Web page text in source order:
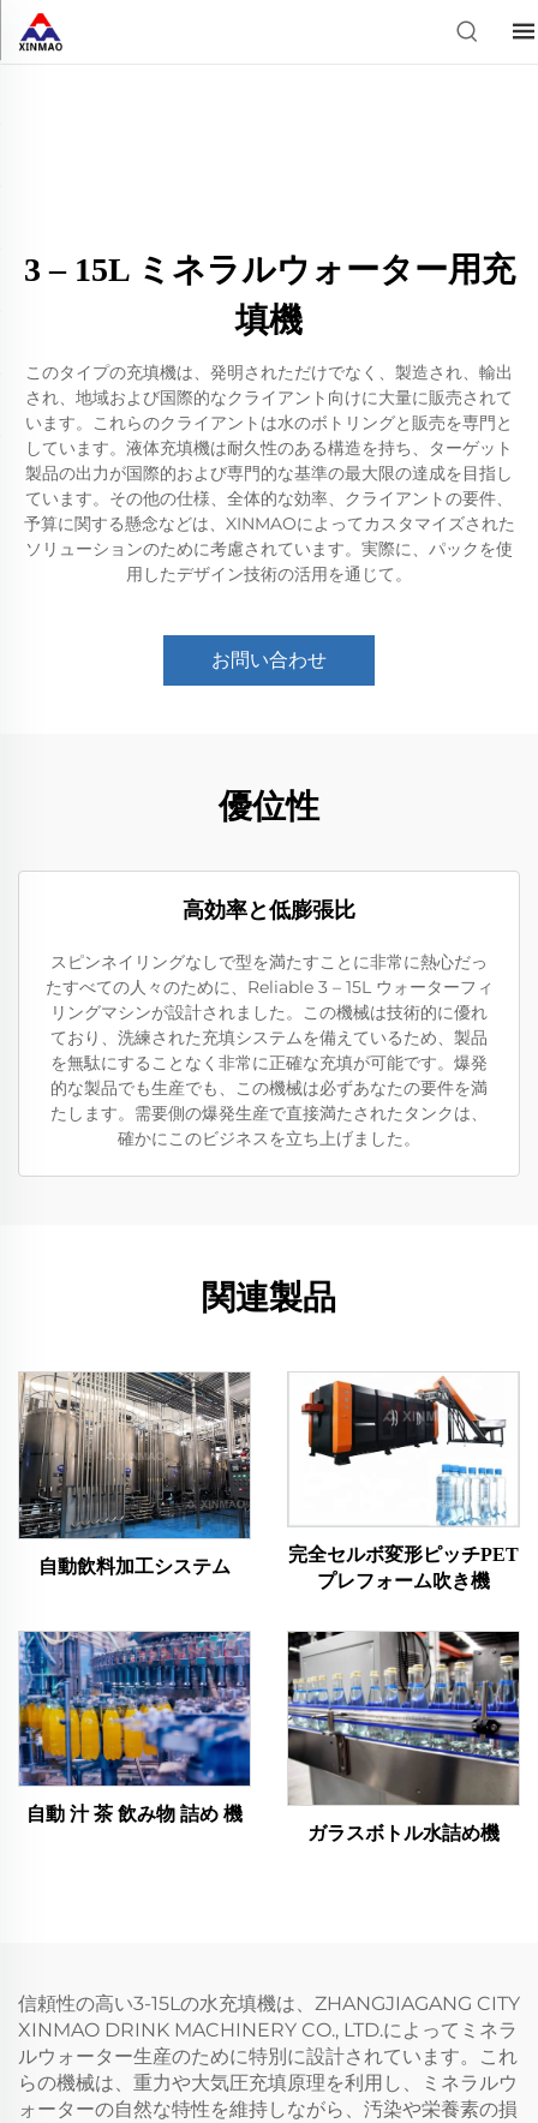
3 – 15L ミネラルウォーター用充
填機
このタイプの充填機は、発明されただけでなく、製造され、輸出
され、地域および国際的なクライアント向けに大量に販売されて
います。これらのクライアントは水のボトリングと販売を専門と
しています。液体充填機は耐久性のある構造を持ち、ターゲット
製品の出力が国際的および専門的な基準の最大限の達成を目指し
ています。その他の仕様、全体的な効率、クライアントの要件、
予算に関する懸念などは、XINMAOによってカスタマイズされた
ソリューションのために考慮されています。実際に、パックを使
用したデザイン技術の活用を通じて。
お問い合わせ
優位性
高効率と低膨張比
スピンネイリングなしで型を満たすことに非常に熱心だっ
たすべての人々のために、Reliable 3 – 15L ウォーターフィ
リングマシンが設計されました。この機械は技術的に優れ
ており、洗練された充填システムを備えているため、製品
を無駄にすることなく非常に正確な充填が可能です。爆発
的な製品でも生産でも、この機械は必ずあなたの要件を満
たします。需要側の爆発生産で直接満たされたタンクは、
確かにこのビジネスを立ち上げました。
関連製品
自動飲料加工システム
完全セルボ変形ピッチPET
プレフォーム吹き機
自動 汁 茶 飲み物 詰め 機
ガラスボトル水詰め機
信頼性の高い3-15Lの水充填機は、ZHANGJIAGANG CITY
XINMAO DRINK MACHINERY CO., LTD.によってミネラ
ルウォーター生産のために特別に設計されています。これ
らの機械は、重力や大気圧充填原理を利用し、ミネラルウ
ォーターの自然な特性を維持しながら、汚染や栄養素の損